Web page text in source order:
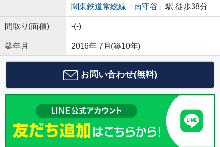
関東鉄道常総線 「 南守谷 」駅 徒歩38分
間取り(面積) -(-)
築年月 2016年 7月(築10年)
お問い合わせ(無料)